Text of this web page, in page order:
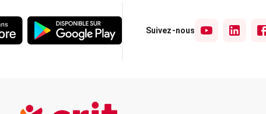
Suivez-nous